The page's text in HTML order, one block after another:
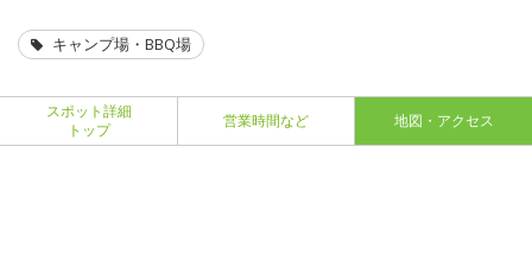
キャンプ場・BBQ場
スポット詳細
トップ
営業時間など 地図・アクセス